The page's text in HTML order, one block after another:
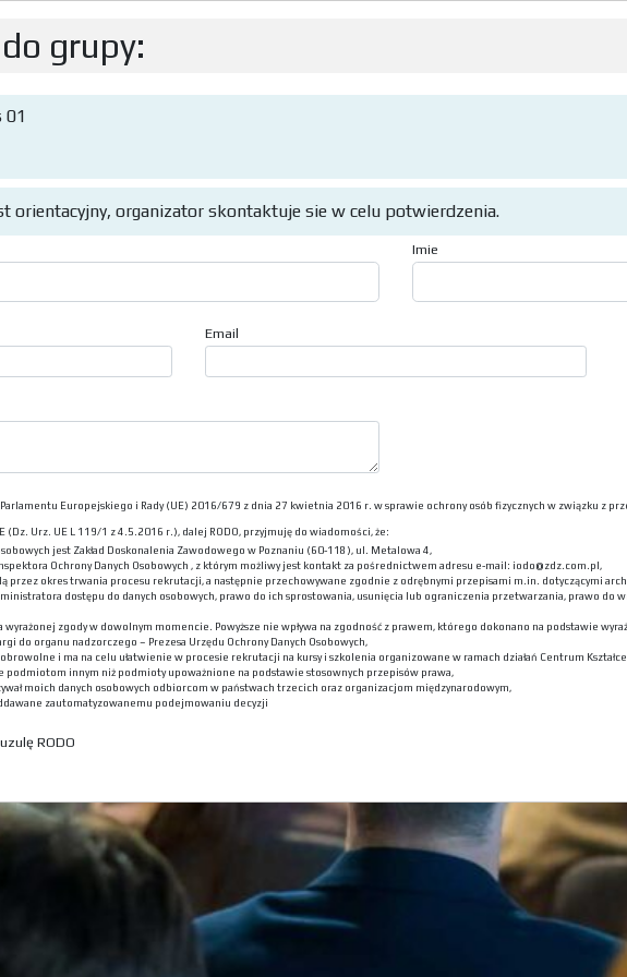
grupy:
01
orientacyjny, organizator skontaktuje sie w celu potwierdzenia.
Imie
Email
Europejskiego i Rady (UE) 2016/679 z dnia 27 kwietnia 2016 r. w sprawie ochrony osób fizycznych w związku z
(Dz. Urz. UE L 119/1 z 4.5.2016 r.), dalej RODO, przyjmuję do wiadomości, że:
jest Zakład Doskonalenia Zawodowego w Poznaniu (60-118), ul. Metalowa 4,
Ochrony Danych Osobowych , z którym możliwy jest kontakt za pośrednictwem adresu e-mail: iodo@zdz.com.pl,
przez okres trwania procesu rekrutacji, a następnie przechowywane zgodnie z odrębnymi przepisami m.in. dotyczącymi
dostępu do danych osobowych, prawo do ich sprostowania, usunięcia lub ograniczenia przetwarzania, prawo
wyrażonej zgody w dowolnym momencie. Powyższe nie wpływa na zgodność z prawem, którego dokonano na podstawie
do organu nadzorczego – Prezesa Urzędu Ochrony Danych Osobowych,
i ma na celu ułatwienie w procesie rekrutacji na kursy i szkolenia organizowane w ramach działań Centrum
podmiotom innym niż podmioty upoważnione na podstawie stosownych przepisów prawa,
moich danych osobowych odbiorcom w państwach trzecich oraz organizacjom międzynarodowym,
zautomatyzowanemu podejmowaniu decyzji
RODO